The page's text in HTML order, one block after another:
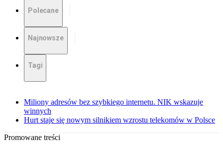
Polecane
Najnowsze
Tagi
Miliony adresów bez szybkiego internetu. NIK wskazuje
winnych
Hurt staje się nowym silnikiem wzrostu telekomów w Polsce
Promowane treści